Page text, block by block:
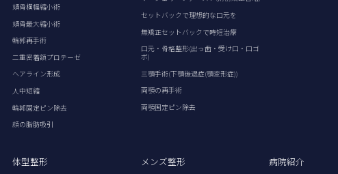
頬骨横幅縮小術
頬骨最大縮小術
輪郭再手術
二重密着額プロテーゼ
ヘアライン形成
人中短縮
輪郭固定ピン除去
顔の脂肪吸引
セットバックで理想的な口元を
無矯正セットバックで時短治療
口元・骨格整形(出っ歯・受け口・口ゴ
ボ)
三顎手術(下顎後退症(顎変形症))
両顎の再手術
両顎固定ピン除去
体型整形 メンズ整形 病院紹介